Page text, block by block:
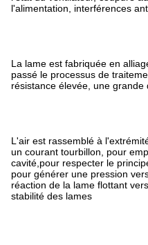
l'alimentation, interférences
La lame est fabriquée en
passé le processus de
résistance élevée, une grande
L'air est rassemblé à
un courant tourbillon, pour
cavité,pour respecter le
pour générer une pression
réaction de la lame flottant
stabilité des lames